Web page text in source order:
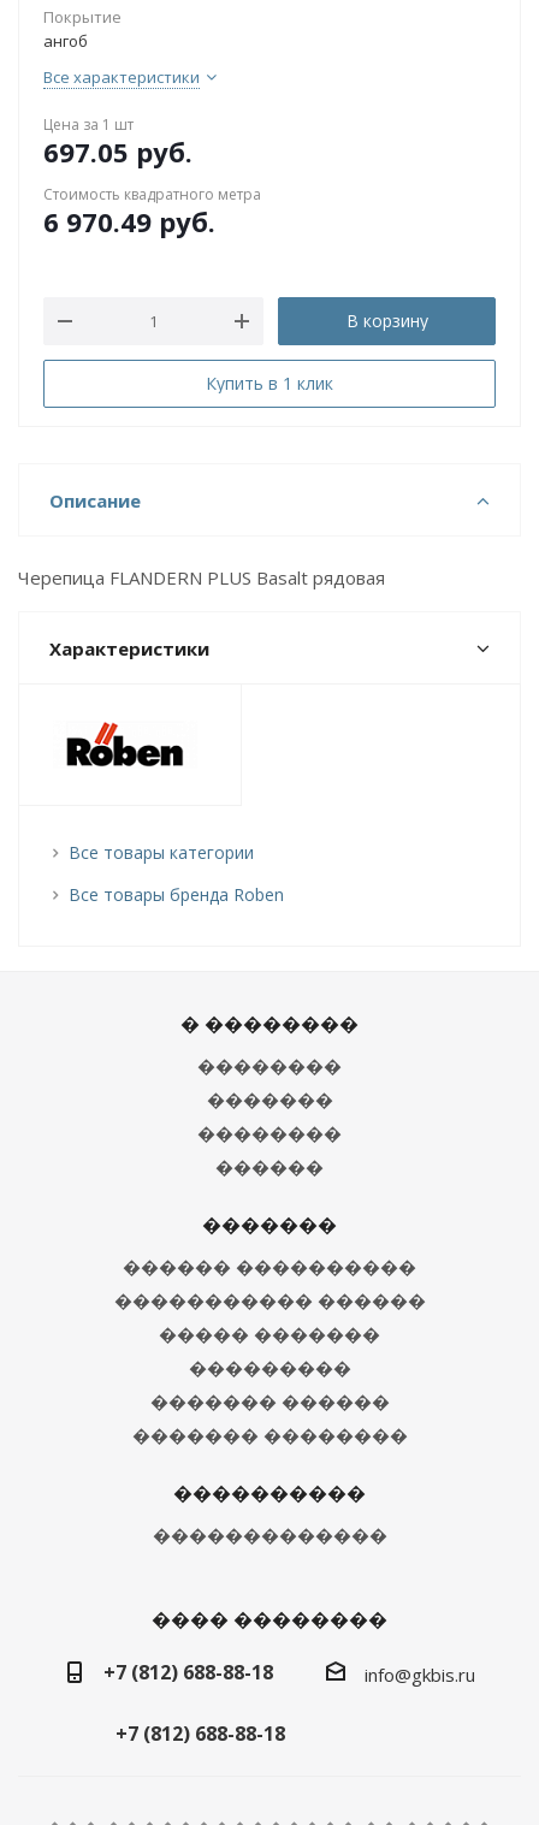
Покрытие
ангоб
Все характеристики
Цена за 1 шт
697.05 руб.
Стоимость квадратного метра
6 970.49 руб.
В корзину
Купить в 1 клик
Описание
Черепица FLANDERN PLUS Basalt рядовая
Характеристики
Все товары категории
Все товары бренда Roben
� ��������
��������
�������
��������
������
�������
������ ����������
����������� ������
����� �������
���������
������� ������
������� ��������
����������
�������������
���� ��������
+7 (812) 688-88-18
+7 (812) 688-88-18
info@gkbis.ru